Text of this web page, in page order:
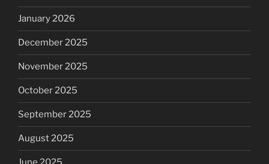
January 2026
December 2025
November 2025
October 2025
September 2025
August 2025